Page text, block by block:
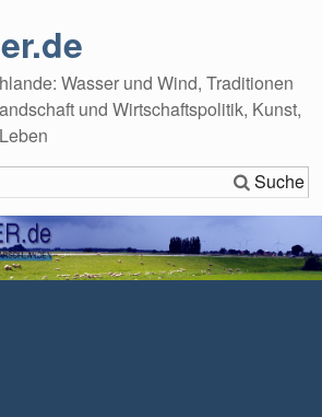
Wasser und Wind, Traditionen
und Wirtschaftspolitik, Kunst,
Suche